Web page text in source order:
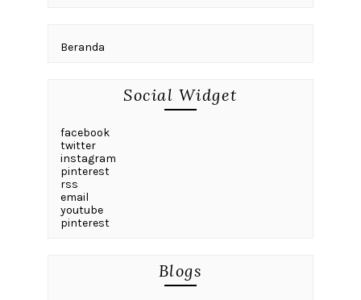
Beranda
Social Widget
facebook
twitter
instagram
pinterest
rss
email
youtube
pinterest
Blogs